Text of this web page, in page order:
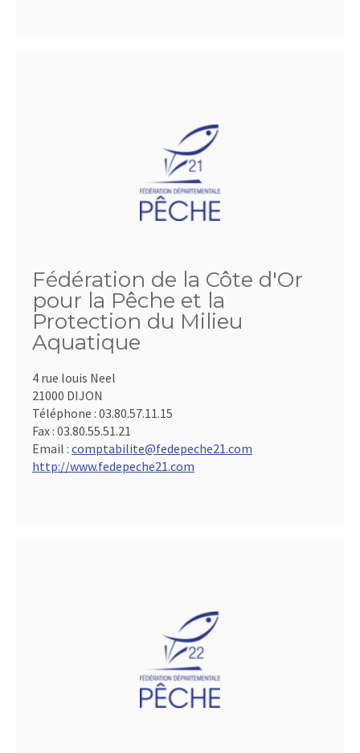
Fédération de la Côte d'Or
pour la Pêche et la
Protection du Milieu
Aquatique
4 rue louis Neel
21000 DIJON
Téléphone : 03.80.57.11.15
Fax : 03.80.55.51.21
Email : comptabilite@fedepeche21.com
http://www.fedepeche21.com